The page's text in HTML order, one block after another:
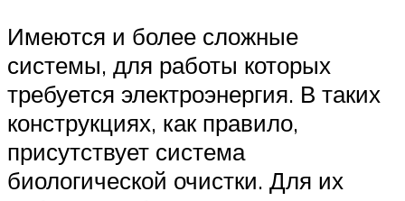
Имеются и более сложные
системы, для работы которых
требуется электроэнергия. В таких
конструкциях, как правило,
присутствует система
биологической очистки. Для их